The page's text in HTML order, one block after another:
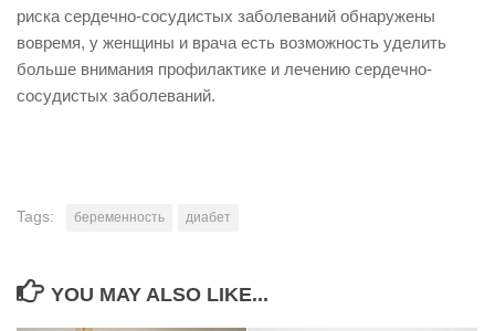
риска сердечно-сосудистых заболеваний обнаружены
вовремя, у женщины и врача есть возможность уделить
больше внимания профилактике и лечению сердечно-
сосудистых заболеваний.
Tags: беременность диабет
YOU MAY ALSO LIKE...